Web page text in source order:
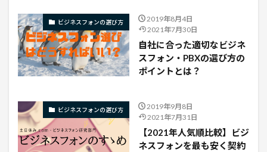
ビジネスフォンの選び方
2019年8月4日
2021年7月30日
自社に合った適切なビジネ
スフォン・PBXの選び方の
ポイントとは？
ビジネスフォンの選び方
2019年9月8日
2021年7月31日
【2021年人気順比較】ビジ
ネスフォンを最も安く契約